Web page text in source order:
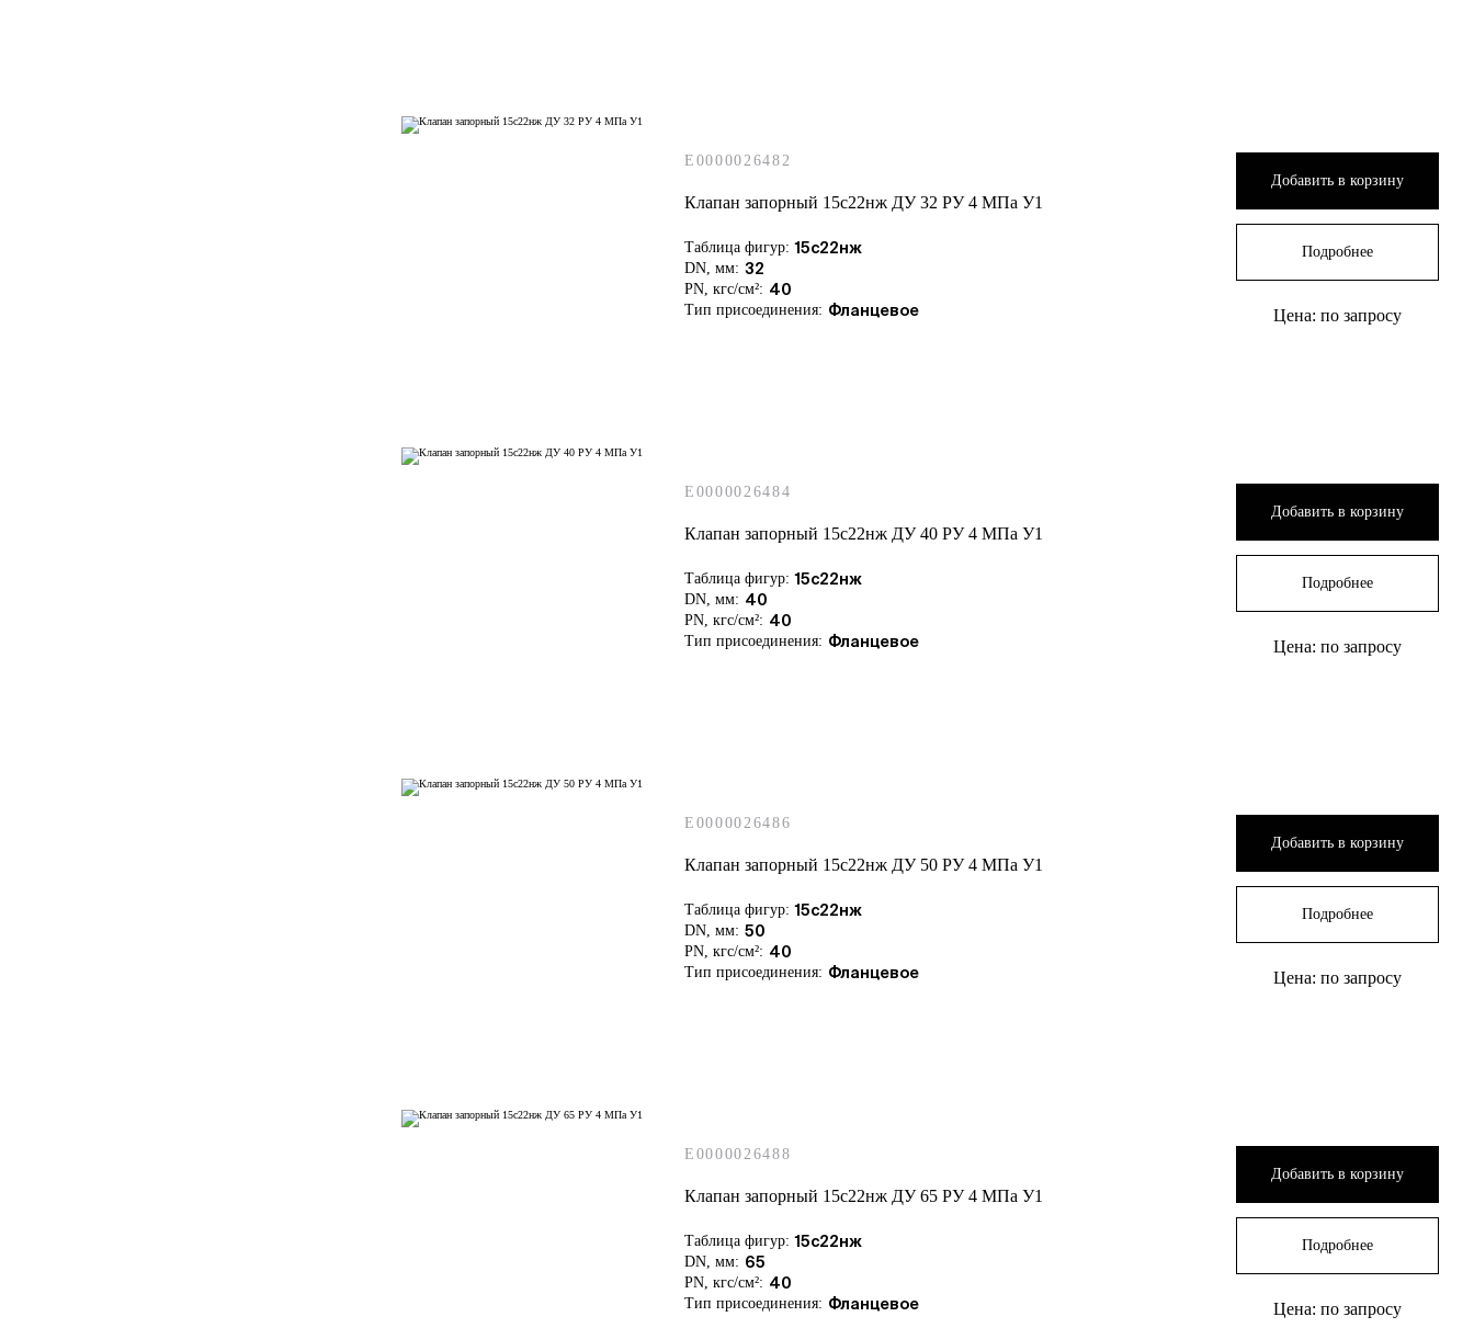
E0000026482
Клапан запорный 15с22нж ДУ 32 РУ 4 МПа У1
Таблица фигур: 15с22нж
DN, мм: 32
PN, кгс/см²: 40
Тип присоединения: Фланцевое
Добавить в корзину
Подробнее
Цена: по запросу
E0000026484
Клапан запорный 15с22нж ДУ 40 РУ 4 МПа У1
Таблица фигур: 15с22нж
DN, мм: 40
PN, кгс/см²: 40
Тип присоединения: Фланцевое
Добавить в корзину
Подробнее
Цена: по запросу
E0000026486
Клапан запорный 15с22нж ДУ 50 РУ 4 МПа У1
Таблица фигур: 15с22нж
DN, мм: 50
PN, кгс/см²: 40
Тип присоединения: Фланцевое
Добавить в корзину
Подробнее
Цена: по запросу
E0000026488
Клапан запорный 15с22нж ДУ 65 РУ 4 МПа У1
Таблица фигур: 15с22нж
DN, мм: 65
PN, кгс/см²: 40
Тип присоединения: Фланцевое
Добавить в корзину
Подробнее
Цена: по запросу